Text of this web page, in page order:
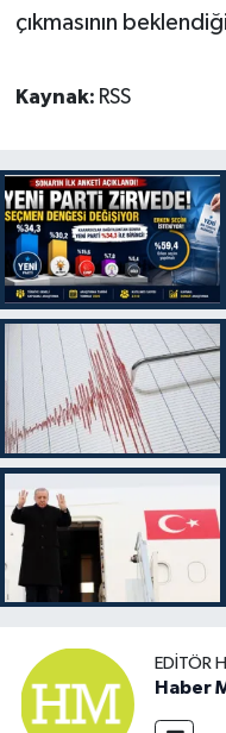
çıkmasının
Kaynak: RSS
EDITÖR
Haber